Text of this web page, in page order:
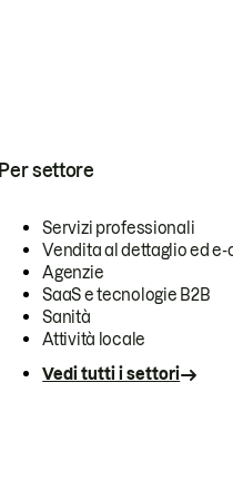
Per settore
Servizi professionali
Vendita al dettaglio ed
Agenzie
SaaS e tecnologie B2B
Sanità
Attività locale
Vedi tutti i settori